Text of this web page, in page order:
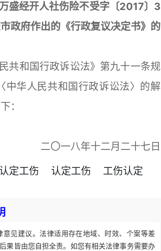
盛经开人社伤险不受字〔2017〕3
政府作出的《行政复议决定书》的
和国行政诉讼法》第九十一条规
中华人民共和国行政诉讼法〉的解
：
二〇一八年十二月二十七日
定工伤 认定工伤 工伤认定
见建议。法律适用存在地域、时效、个案等差
果皆由您自担全责。如您有相关法律事务需要办